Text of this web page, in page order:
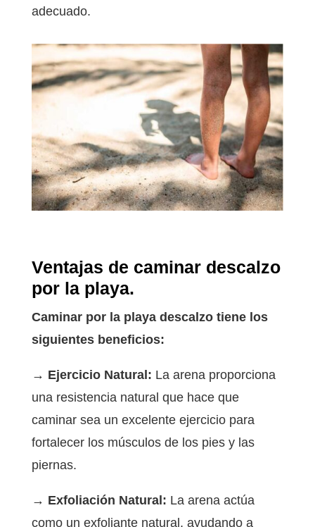
adecuado.
Ventajas de caminar descalzo
por la playa.
Caminar por la playa descalzo tiene los
siguientes beneficios:
→ Ejercicio Natural: La arena proporciona
una resistencia natural que hace que
caminar sea un excelente ejercicio para
fortalecer los músculos de los pies y las
piernas.
→ Exfoliación Natural: La arena actúa
como un exfoliante natural, ayudando a